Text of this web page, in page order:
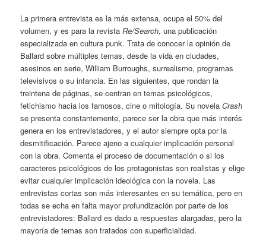
La primera entrevista es la más extensa, ocupa el 50% del
volumen, y es para la revistaRe/Search, una publicación
especializada en cultura punk. Trata de conocer la opinión de
Ballard sobre múltiples temas, desde la vida en ciudades,
asesinos en serie, William Burroughs, surrealismo, programas
televisivos o su infancia. En las siguientes, que rondan la
treintena de páginas, se centran en temas psicológicos,
fetichismo hacia los famosos, cine o mitología. Su novelaCrash
se presenta constantemente, parece ser la obra que más interés
genera en los entrevistadores, y el autor siempre opta por la
desmitificación. Parece ajeno a cualquier implicación personal
con la obra. Comenta el proceso de documentación o si los
caracteres psicológicos de los protagonistas son realistas y elige
evitar cualquier implicación ideológica con la novela. Las
entrevistas cortas son más interesantes en su temática, pero en
todas se echa en falta mayor profundización por parte de los
entrevistadores: Ballard es dado a respuestas alargadas, pero la
mayoría de temas son tratados con superficialidad.